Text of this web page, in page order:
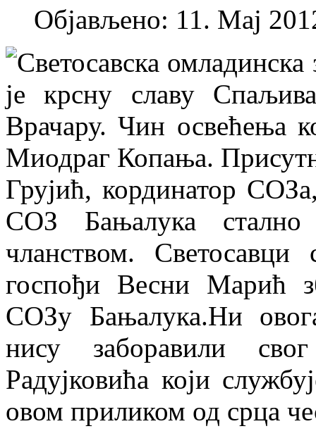
Објављено: 11. Мај
Светосавска
је крсну славу
Врачару. Чин освећења
Миодраг Копања.
Грујић, кординатор
СОЗ Бањалука
чланством.
госпођи Весни Марић
СОЗу Бањалука.Ни
нису заборавили
Радујковића који
овом приликом од срца